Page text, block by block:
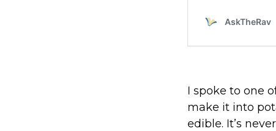
I spoke to one
make it into
edible. It’s